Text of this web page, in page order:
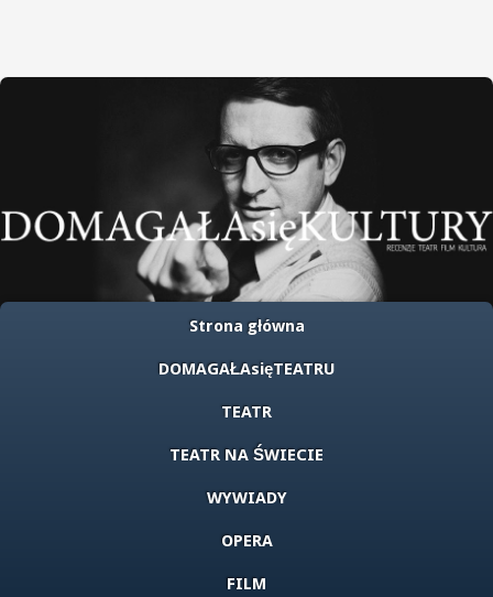
Strona główna
DOMAGAŁAsięTEATRU
TEATR
TEATR NA ŚWIECIE
WYWIADY
OPERA
FILM